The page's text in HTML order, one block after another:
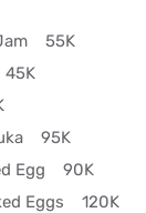
55K
95K
Egg 90K
Eggs 120K